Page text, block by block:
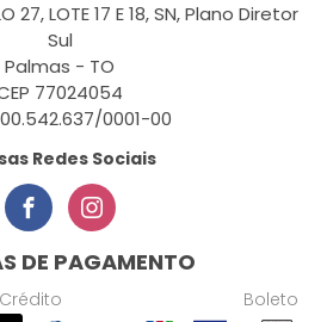
27, LOTE 17 E 18, SN, Plano Diretor
Sul
Palmas - TO
77024054
0001-00
Redes Sociais
DE PAGAMENTO
Crédito Boleto